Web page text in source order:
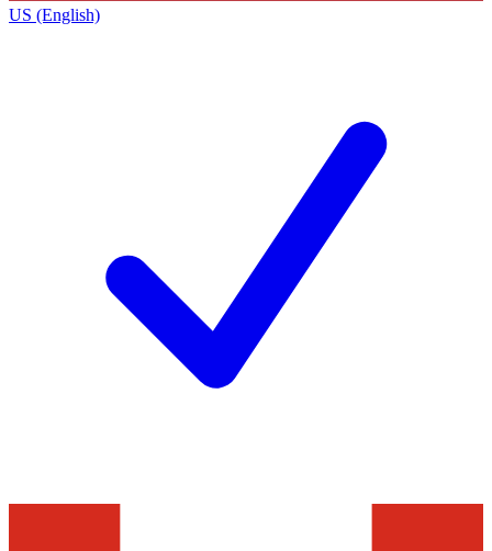
US (English)